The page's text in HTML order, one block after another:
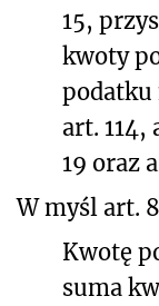
15,
kwoty
podatku
art. 114,
19 oraz
W myśl art.
Kwotę
suma